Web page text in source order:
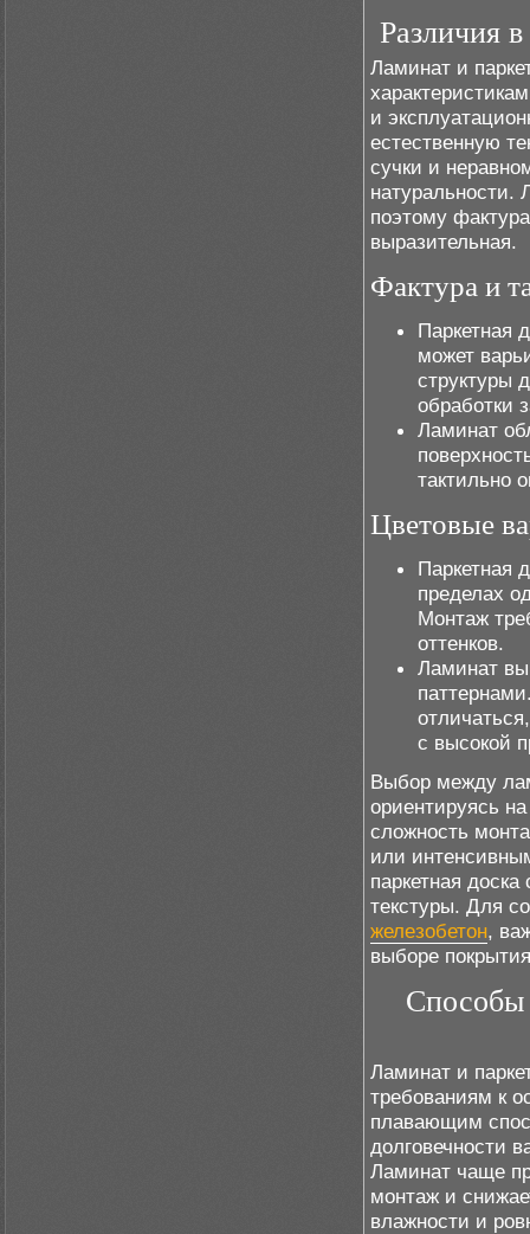
Различия
Ламинат и
и
естественную
сучки и
натуральности.
поэтому
выразительная.
Фактура и
Паркетная
может
структуры
обработки
Ламинат
тактильно
Цветовые
Паркетная
пределах
Монтаж
оттенков.
Ламинат
с высокой
Выбор между
ориентируясь
сложность
или
паркетная
текстуры. Для
железобетон,
выборе
Способы
Ламинат и
требованиям к
плавающим
долговечности
Ламинат чаще
монтаж и
влажности и